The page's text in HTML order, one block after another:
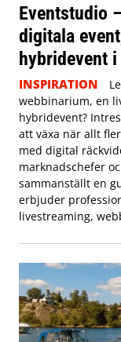
Eventstudio
digitala
hybridevent
INSPIRATION
webbinarium, en
hybridevent?
att växa när allt
med digital
marknadschefer
sammanställt en
erbjuder
livestreaming,